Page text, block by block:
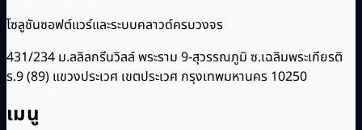
โซลูชันซอฟต์แวร์และระบบคลาวด์ครบวงจร
431/234 ม.ลลิลกรีนวิลล์ พระราม 9-สุวรรณภูมิ ซ.เฉลิมพระเกียรติ
ร.9 (89) แขวงประเวศ เขตประเวศ กรุงเทพมหานคร 10250
เมนู